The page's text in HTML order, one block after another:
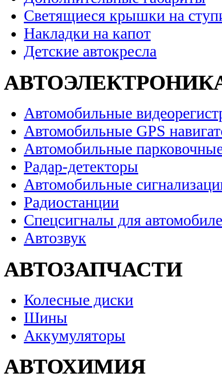
Светящиеся крышки на
Накладки на капот
Детские автокресла
Автомобильные
Автомобильные GPS
Автомобильные
Радар-детекторы
Автомобильные
Радиостанции
Спецсигналы для
Автозвук
АВТОЗАПЧАСТИ
Колесные диски
Шины
Аккумуляторы
АВТОХИМИЯ